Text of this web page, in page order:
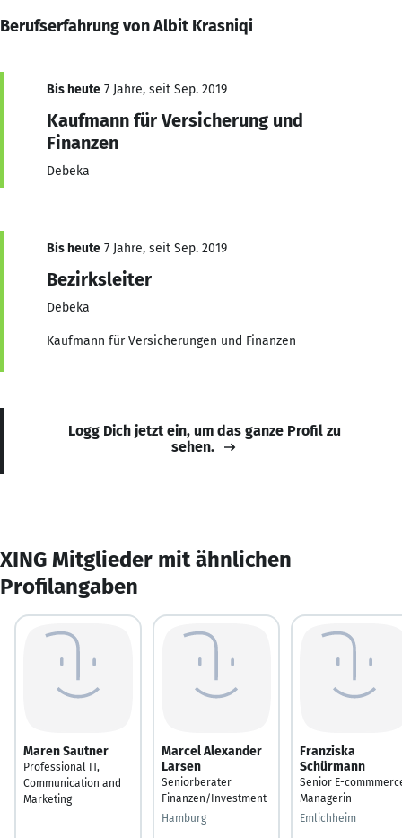
Berufserfahrung von Albit Krasniqi
Bis heute 7 Jahre, seit Sep. 2019
Kaufmann für Versicherung und
Finanzen
Debeka
Bis heute 7 Jahre, seit Sep. 2019
Bezirksleiter
Debeka
Kaufmann für Versicherungen und Finanzen
Logg Dich jetzt ein, um das ganze Profil zu
sehen.
XING Mitglieder mit ähnlichen
Profilangaben
Maren Sautner
Professional IT,
Communication and
Marketing
Marcel Alexander
Larsen
Seniorberater
Finanzen/Investment
Hamburg
Franziska
Schürmann
Senior E-
Managerin
Emlichheim